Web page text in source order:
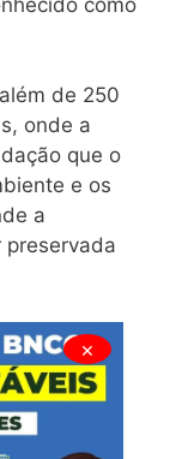
de 250
onde a
que o
e os
a
×